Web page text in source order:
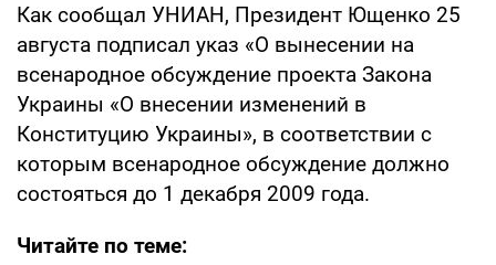
Как сообщал УНИАН, Президент Ющенко 25
августа подписал указ «О вынесении на
всенародное обсуждение проекта Закона
Украины «О внесении изменений в
Конституцию Украины», в соответствии с
которым всенародное обсуждение должно
состояться до 1 декабря 2009 года.
Читайте по теме: